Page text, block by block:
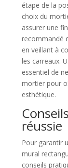
étape de la
choix du
assurer une
recommandé
en veillant à
les carreaux.
essentiel de
mortier pour
esthétique.
réussie
Pour garantir
mural
conseils